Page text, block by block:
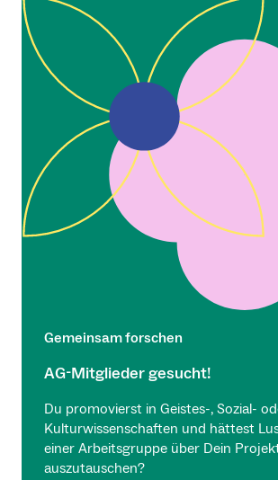
Gemeinsam forschen
AG-Mitglieder gesucht!
Du promovierst in Geistes-, Sozial-
Kulturwissenschaften und hättest
einer Arbeitsgruppe über Dein
auszutauschen?